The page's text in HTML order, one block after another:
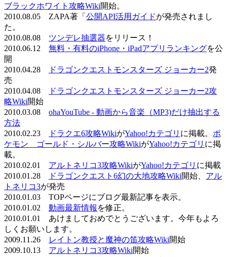
ブラックホワイト攻略Wiki開始。
2010.08.05 ZAPA著「 公開API活用ガイドが発売されまし
た。
2010.08.08 ツンデレ抽選器をリリース！
2010.06.12 無料・有料のiPhone・iPadアプリランキングを公
開
2010.04.28
ドラゴンクエストモンスターズ ジョーカー2発
売
2010.04.08
ドラゴンクエストモンスターズ ジョーカー2攻
略Wiki開始
2010.03.08 ohaYouTube - 動画から音楽（MP3)だけ抽出する
方法
2010.02.23
ドラクエ6攻略WikiがYahoo!カテゴリ に掲載。 ポ
ケモン ゴールド・シルバー攻略WikiがYahoo!カテゴリ に掲
載。
2010.02.01 アルトネリコ3攻略WikiがYahoo!カテゴリ に掲載
2010.01.28
ドラゴンクエスト6幻の大地攻略Wiki開始、 アル
トネリコ3が発売
2010.01.03 TOPページにブログ最新記事を表示。
2010.01.02 動画最新情報 を修正。
2010.01.01 あけましておめでとうございます。今年もよろ
しくお願いします。
2009.11.26
レイトン教授と魔神の笛攻略Wiki開始
2009.10.13 アルトネリコ3攻略Wiki開始